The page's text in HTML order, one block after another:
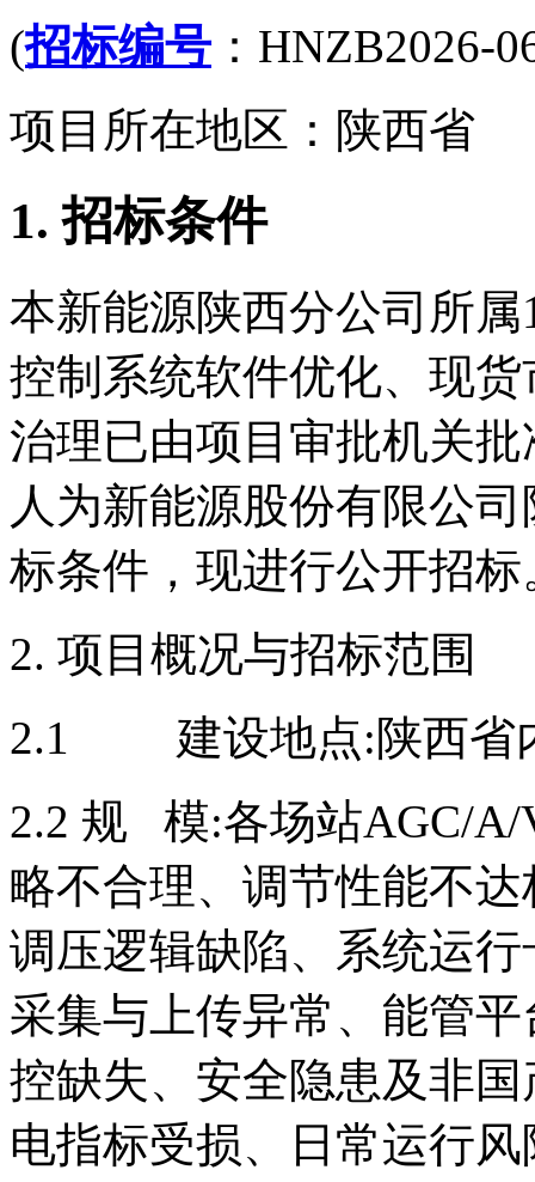
(招标编号：HNZB2026-
项目所在地区：陕西省
1. 招标条件
本新能源陕西分公司所属
控制系统软件优化、现
治理已由项目审批机关
人为新能源股份有限公
标条件，现进行公开招标
2. 项目概况与招标范围
2.1 建设地点:陕西省
2.2 规 模:各场站AGC/A/
略不合理、调节性能不
调压逻辑缺陷、系统运
采集与上传异常、能管
控缺失、安全隐患及非
电指标受损、日常运行